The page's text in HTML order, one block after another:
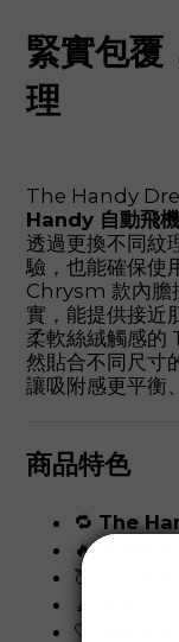
緊實包覆
理
The Handy
Handy 自動飛
透過更換不同紋
驗，也能確保使
Chrysm 款內膽
實，能提供接近
柔軟絲絨觸感的
然貼合不同尺寸
讓吸附感更平衡
商品特色
🔁 The
🔥
🍑
🧘
🤍